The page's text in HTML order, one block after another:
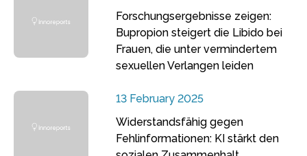
Forschungsergebnisse zeigen:
Bupropion steigert die Libido bei
Frauen, die unter vermindertem
sexuellen Verlangen leiden
13 February 2025
Widerstandsfähig gegen
Fehlinformationen: KI stärkt den